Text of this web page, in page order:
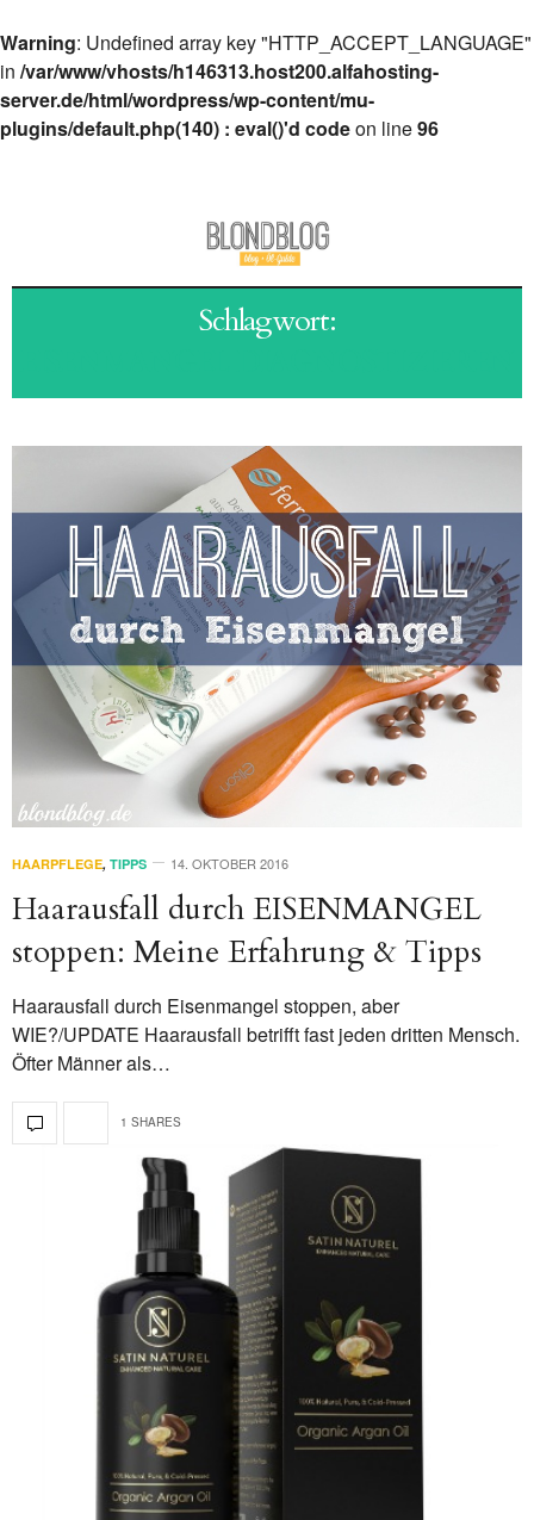
Warning: Undefined array key "HTTP_ACCEPT_LANGUAGE"
in /var/www/vhosts/h146313.host200.alfahosting-
server.de/html/wordpress/wp-content/mu-
plugins/default.php(140) : eval()'d codeon line96
Schlagwort:
HAARPFLEGE, TIPPS 14. OKTOBER 2016
Haarausfall durch EISENMANGEL
stoppen: Meine Erfahrung & Tipps
Haarausfall durch Eisenmangel stoppen, aber
WIE?/UPDATE Haarausfall betrifft fast jeden dritten Mensch.
Öfter Männer als…
1 SHARES